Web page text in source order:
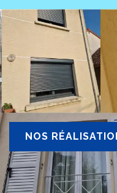
NOS